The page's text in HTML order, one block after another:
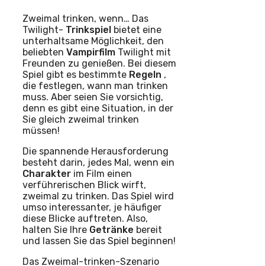
Zweimal trinken, wenn… Das
Twilight- Trinkspiel bietet eine
unterhaltsame Möglichkeit, den
beliebten Vampirfilm Twilight mit
Freunden zu genießen. Bei diesem
Spiel gibt es bestimmte Regeln ,
die festlegen, wann man trinken
muss. Aber seien Sie vorsichtig,
denn es gibt eine Situation, in der
Sie gleich zweimal trinken
müssen!
Die spannende Herausforderung
besteht darin, jedes Mal, wenn ein
Charakter im Film einen
verführerischen Blick wirft,
zweimal zu trinken. Das Spiel wird
umso interessanter, je häufiger
diese Blicke auftreten. Also,
halten Sie Ihre Getränke bereit
und lassen Sie das Spiel beginnen!
Das Zweimal-trinken-Szenario